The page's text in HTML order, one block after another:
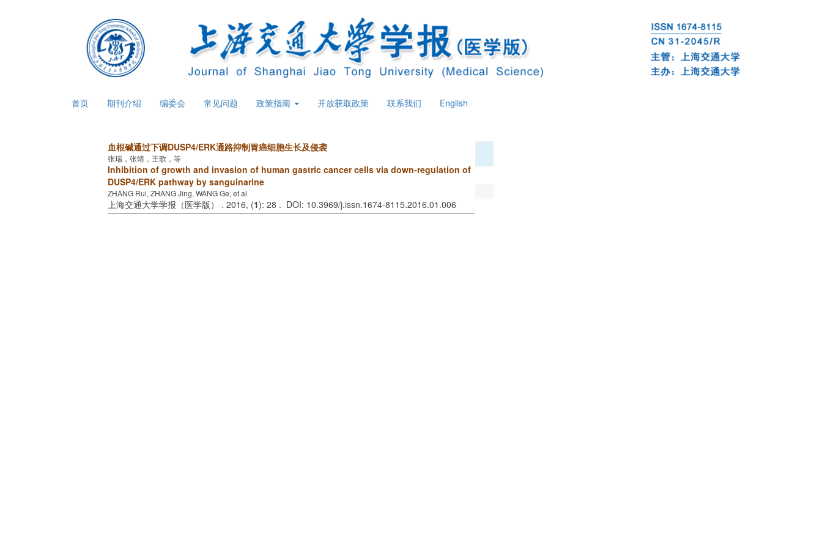
首页 期刊介绍 编委会 常见问题 政策指南 开放获取政策 联系我们 English
血根碱通过下调DUSP4/ERK通路抑制胃癌细胞生长及侵袭
张瑞，张靖，王歌，等
Inhibition of growth and invasion of human gastric cancer cells via down-regulation of
DUSP4/ERK pathway by sanguinarine
ZHANG Rui, ZHANG Jing, WANG Ge, et al
上海交通大学学报（医学版） . 2016, (1): 28 . DOI: 10.3969/j.issn.1674-8115.2016.01.006